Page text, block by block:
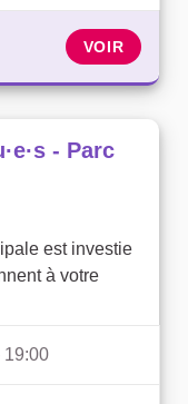
VOIR
- Parc
est investie
à votre
19:00